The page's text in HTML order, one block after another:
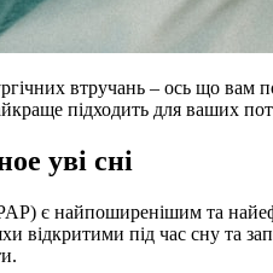
втручань – ось що вам
підходить для ваших
уві сні
є найпоширенішим та
відкритими під час сну та